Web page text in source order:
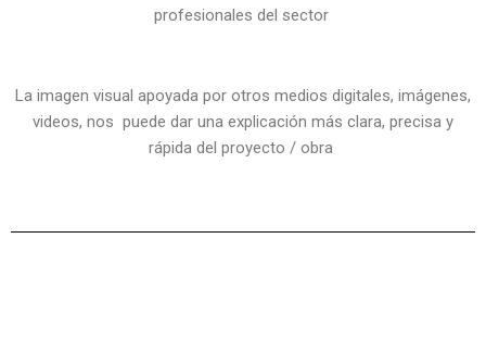
profesionales del sector
La imagen visual apoyada por otros medios digitales, imágenes,
videos, nos puede dar una explicación más clara, precisa y
rápida del proyecto / obra